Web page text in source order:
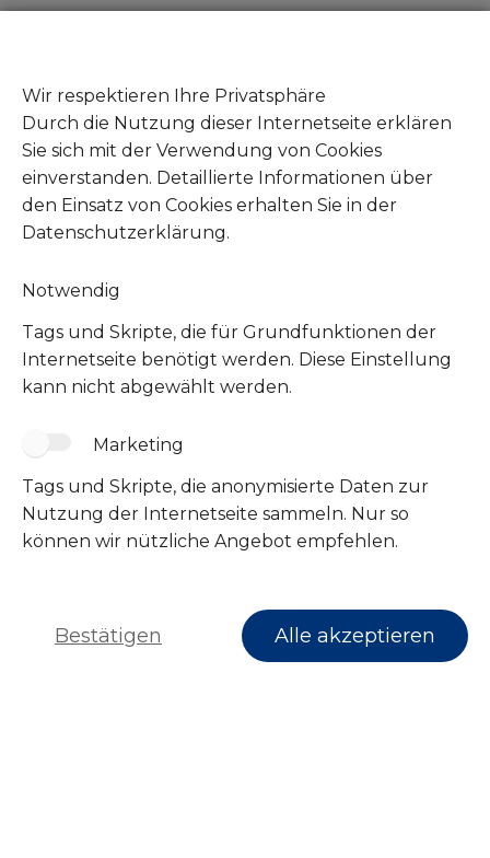
Fundtiere abgeben
Mitglied werden
Unsere Amazon Wunschliste
Unsere Zookauf Wunschliste
Folge uns
Impressum
Wir respektieren Ihre Privatsphäre
Durch die Nutzung dieser Internetseite erklären
Sie sich mit der Verwendung von Cookies
einverstanden. Detaillierte Informationen über
den Einsatz von Cookies erhalten Sie in der
Datenschutzerklärung.
Notwendig
Tags und Skripte, die für Grundfunktionen der
Internetseite benötigt werden. Diese Einstellung
kann nicht abgewählt werden.
Marketing
Tags und Skripte, die anonymisierte Daten zur
Nutzung der Internetseite sammeln. Nur so
können wir nützliche Angebot empfehlen.
Bestätigen Alle akzeptieren